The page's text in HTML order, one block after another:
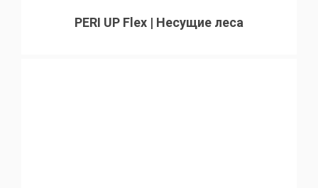
PERI UP Flex | Несущие леса